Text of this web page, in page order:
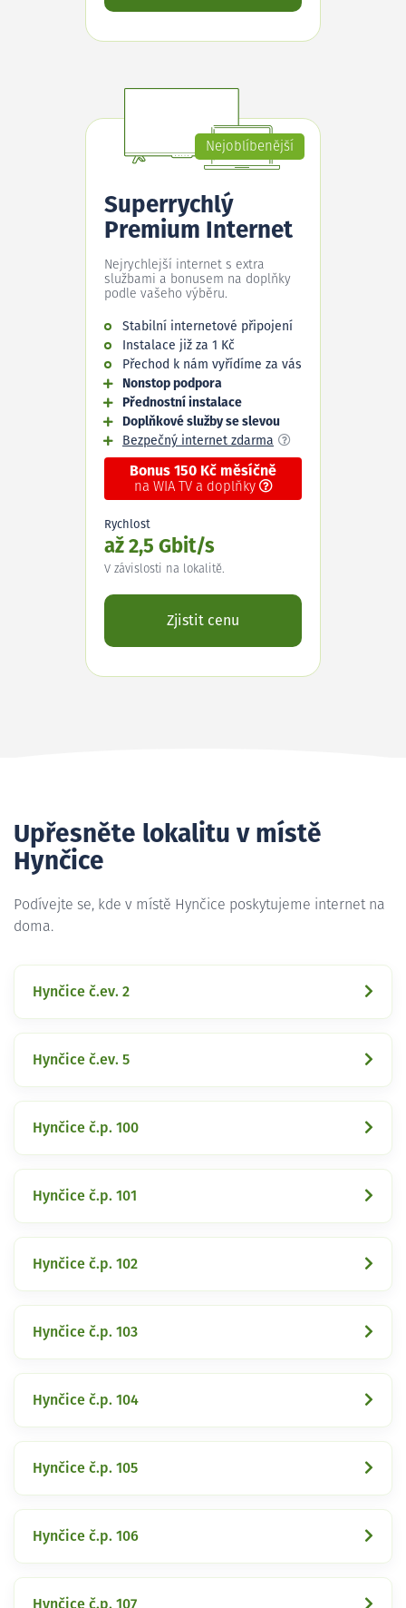
Nejoblíbenější
Superrychlý
Premium Internet
Nejrychlejší internet s extra
službami a bonusem na doplňky
podle vašeho výběru.
Stabilní internetové připojení
Instalace již za 1 Kč
Přechod k nám vyřídíme za vás
Nonstop podpora
Přednostní instalace
Doplňkové služby se slevou
Bezpečný internet zdarma
Bonus 150 Kč měsíčně
na WIA TV a doplňky
Rychlost
až 2,5 Gbit/s
V závislosti na lokalitě.
Zjistit cenu
Upřesněte lokalitu v místě
Hynčice
Podívejte se, kde v místě Hynčice poskytujeme internet na
doma.
Hynčice č.ev. 2
Hynčice č.ev. 5
Hynčice č.p. 100
Hynčice č.p. 101
Hynčice č.p. 102
Hynčice č.p. 103
Hynčice č.p. 104
Hynčice č.p. 105
Hynčice č.p. 106
Hynčice č.p. 107